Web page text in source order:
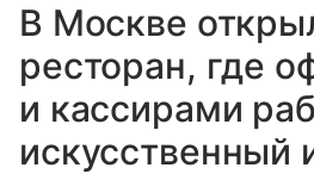
В Москве
ресторан, где
и кассирами
искусственный